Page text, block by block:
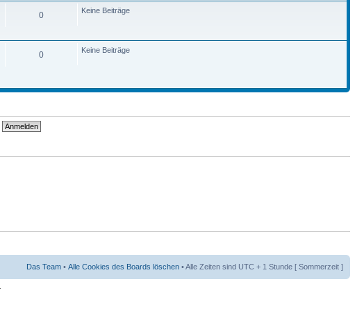
0 Keine Beiträge
0 Keine Beiträge
Das Team • Alle Cookies des Boards löschen • Alle Zeiten sind UTC + 1 Stunde [ Sommerzeit ]